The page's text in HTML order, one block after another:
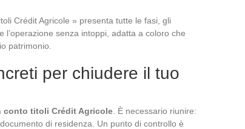
Crédit Agricole » presenta tutte le fasi, gli
senza intoppi, adatta a coloro che
patrimonio.
per chiudere il tuo
conto titoli Crédit Agricole . È necessario riunire:
di residenza. Un punto di controllo è